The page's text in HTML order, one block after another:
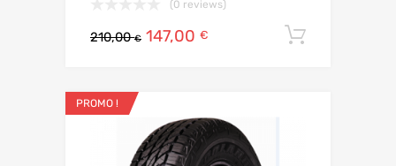
(0 reviews)
210,00€ 147,00 €
PROMO !